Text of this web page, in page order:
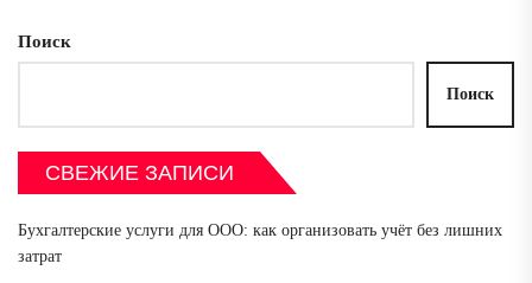
Поиск
Поиск
СВЕЖИЕ ЗАПИСИ
Бухгалтерские услуги для ООО: как организовать учёт без лишних
затрат